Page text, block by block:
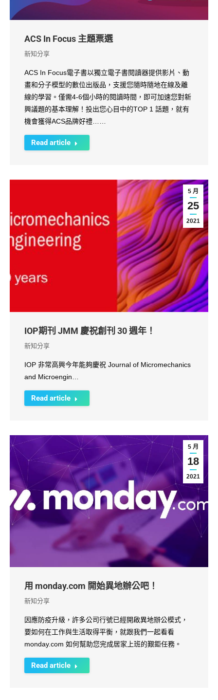
ACS In Focus 主題票選
新知分享
ACS In Focus電子書以獨立電子書閱讀器提供影片、動
畫和分子模型的數位出版品，支援您隨時隨地在線及離
線的學習。僅需4-6個小時的閱讀時間，即可加速您對新
興議題的基本理解！投出您心目中的TOP 1 話題，就有
機會獲得ACS品牌好禮……
Read article
5 月
25
2021
IOP期刊 JMM 慶祝創刊 30 週年！
新知分享
IOP 非常高興今年能夠慶祝 Journal of Micromechanics
and Microengin…
Read article
5 月
18
2021
用 monday.com 開始異地辦公吧！
新知分享
因應防疫升級，許多公司行號已經開啟異地辦公模式，
要如何在工作與生活取得平衡，就跟我們一起看看
monday.com 如何幫助您完成居家上班的艱鉅任務。
Read article